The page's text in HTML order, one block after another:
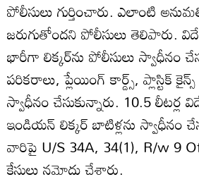
పోలీసులు గుర్తించారు. ఎలాంటి
జరుగుతోందని పోలీసులు తెలిపారు.
భారీగా లిక్కర్‌ను పోలీసులు స్వాధీనం
పరికరాలు, ప్లేయింగ్ కార్డ్స్, ప్లాస్టిక్
స్వాధీనం చేసుకున్నారు. 10.5 లీటర్ల
ఇండియన్ లిక్కర్ బాటిళ్లను స్వాధీనం
వారిపై U/S 34A, 34(1), R/w 9
కేసులు నమోదు చేశారు.